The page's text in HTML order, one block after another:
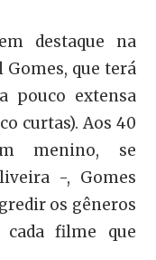
destaque na
Gomes, que terá
pouco extensa
curtas). Aos 40
menino, se
-, Gomes
os gêneros
cada filme que